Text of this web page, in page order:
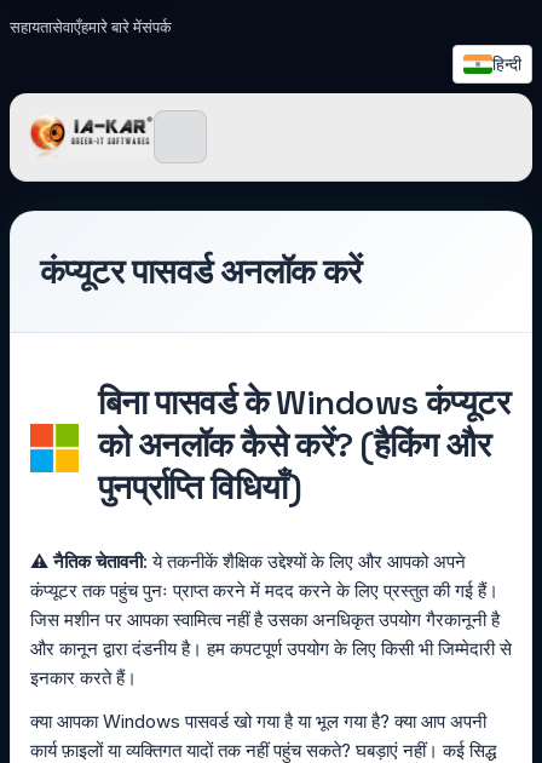
सहायतासेवाएँहमारे बारे मेंसंपर्क
हिन्दी
IA-KAR - Green IT सॉफ़्टवेयर
कंप्यूटर पासवर्ड अनलॉक करें
बिना पासवर्ड के Windows कंप्यूटर
को अनलॉक कैसे करें? (हैकिंग और
पुनर्प्राप्ति विधियाँ)
⚠️ नैतिक चेतावनी:ये तकनीकें शैक्षिक उद्देश्यों के लिए और आपको अपने
कंप्यूटर तक पहुंच पुनः प्राप्त करने में मदद करने के लिए प्रस्तुत की गई हैं।
जिस मशीन पर आपका स्वामित्व नहीं है उसका अनधिकृत उपयोग गैरकानूनी है
और कानून द्वारा दंडनीय है। हम कपटपूर्ण उपयोग के लिए किसी भी जिम्मेदारी से
इनकार करते हैं।
क्या आपका Windows पासवर्ड खो गया है या भूल गया है? क्या आप अपनी
कार्य फ़ाइलों या व्यक्तिगत यादों तक नहीं पहुंच सकते? घबड़ाएं नहीं। कई सिद्ध